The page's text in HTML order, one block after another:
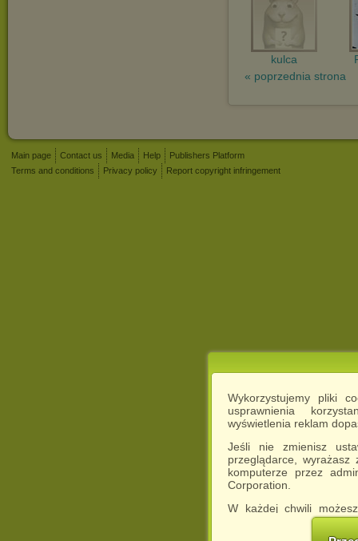
Wykorzystujemy pliki
usprawnienia
wyświetlenia reklam
Jeśli nie zmienisz
przeglądarce,
komputerze przez
Corporation.
W każdej chwili
cookies w swojej
w naszej
kulca
« poprzednia strona
Main page Contact us Media Help
Publishers Platform
Terms and conditions
Privacy policy Report copyright infringement